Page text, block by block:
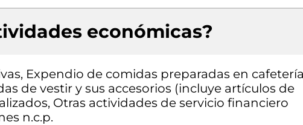
económicas?
Expendio de comidas preparadas en
de vestir y sus accesorios (incluye artículos de
Otras actividades de servicio financiero
n.c.p.